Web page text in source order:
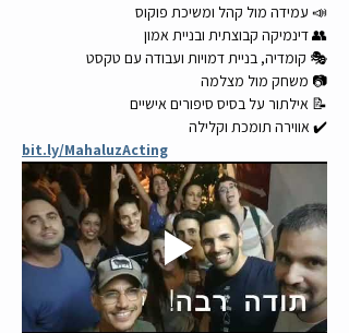
📣 עמידה מול קהל ומשיכת פוקוס
👥 דינמיקה קבוצתית ובניית אמון
🎭 קומדיה, בניית דמויות ועבודה עם טקסט
📷 משחק מול מצלמה
📝 אילתור על בסיס סיפורים אישיים
✔️ אווירה תומכת וקלילה
bit.ly/MahaluzActing